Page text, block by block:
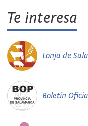
Te interesa
Lonja de
Boletín